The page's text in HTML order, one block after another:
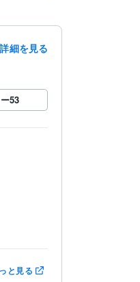
細を見る
53
と見る